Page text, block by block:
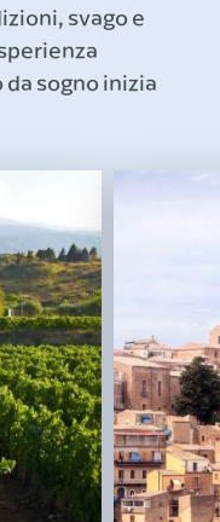
svago e
sogno inizia